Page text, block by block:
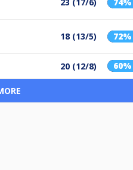
18 (13/5) 72%
20 (12/8) 60%